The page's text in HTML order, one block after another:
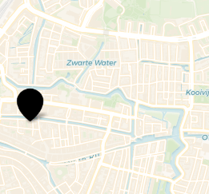
Jan
Beuving
–
Dekpunt